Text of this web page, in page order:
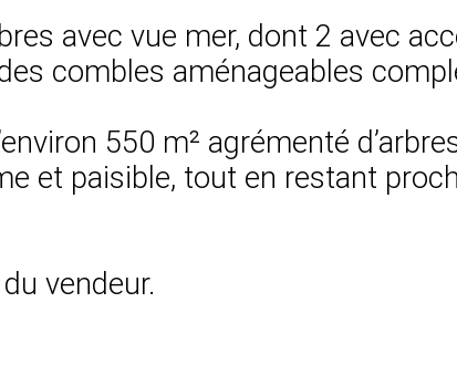
avec vue mer, dont 2 avec
combles aménageables
550 m² agrémenté
et paisible, tout en restant
vendeur.